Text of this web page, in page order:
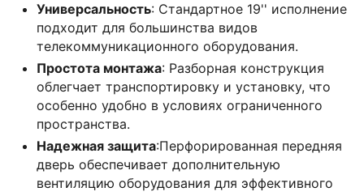
Универсальность: Стандартное 19'' исполнение
подходит для большинства видов
телекоммуникационного оборудования.
Простота монтажа: Разборная конструкция
облегчает транспортировку и установку, что
особенно удобно в условиях ограниченного
пространства.
Надежная защита:Перфорированная передняя
дверь обеспечивает дополнительную
вентиляцию оборудования для эффективного